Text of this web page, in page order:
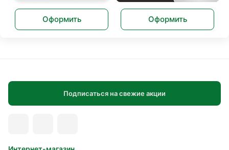
Оформить Оформить
Подписаться на свежие акции